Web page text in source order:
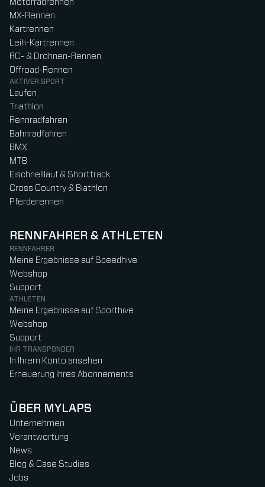
Motorradrennen
MX-Rennen
Kartrennen
Leih-Kartrennen
RC- & Drohnen-Rennen
Offroad-Rennen
AKTIVER SPORT
Laufen
Triathlon
Rennradfahren
Bahnradfahren
BMX
MTB
Eischnelllauf & Shorttrack
Cross Country & Biathlon
Pferderennen
RENNFAHRER & ATHLETEN
RENNFAHRER
Meine Ergebnisse auf Speedhive
Webshop
Support
ATHLETEN
Meine Ergebnisse auf Sporthive
Webshop
Support
IHR TRANSPONDER
In Ihrem Konto ansehen
Erneuerung Ihres Abonnements
ÜBER MYLAPS
Unternehmen
Verantwortung
News
Blog & Case Studies
Jobs